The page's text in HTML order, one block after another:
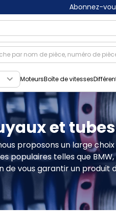
Abonnez-
MoteursBoîte de vitesses
et tubes
proposons un large
populaires telles que
de vous garantir un produit